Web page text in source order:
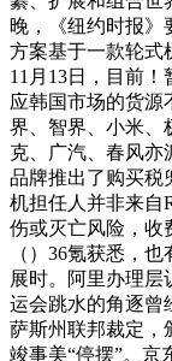
晚，《纽约时报》
方案基于一款轮式
11月13日，目前
应韩国市场的货源
界、智界、小米、
克、广汽、春风亦
品牌推出了购买税
机担任人并非来自
伤或灭亡风险，收
（）36氪获悉，
展时。阿里办理层
运会跳水的角逐曾
萨斯州联邦裁定，
竣事美“停摆”。京